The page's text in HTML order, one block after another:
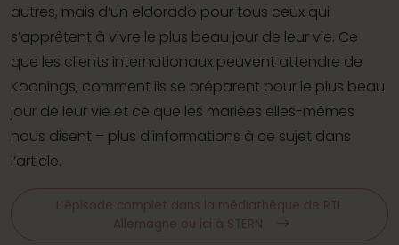
autres, mais d’un eldorado pour tous ceux qui
s’apprêtent à vivre le plus beau jour de leur vie. Ce
que les clients internationaux peuvent attendre de
Koonings, comment ils se préparent pour le plus beau
jour de leur vie et ce que les mariées elles-mêmes
nous disent – plus d’informations à ce sujet dans
l’article.
L’épisode complet dans la médiathèque de RTL
Allemagne ou ici à STERN